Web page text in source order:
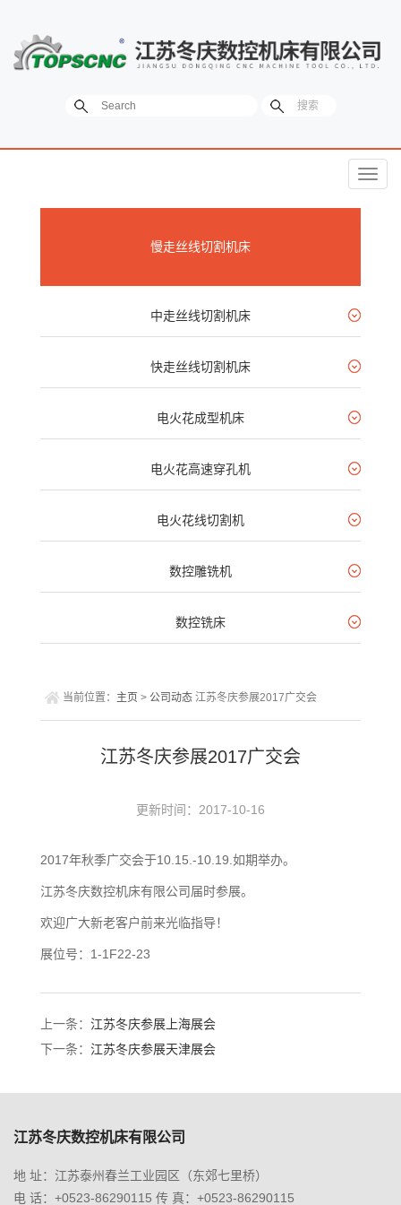
菜
慢走丝线切割机床
中走丝线切割机床
快走丝线切割机床
电火花成型机床
电火花高速穿孔机
电火花线切割机
数控雕铣机
数控铣床
当前位置： 主页 > 公司动态 江苏冬庆参展2017广交会
江苏冬庆参展2017广交会
更新时间：2017-10-16
2017年秋季广交会于10.15.-10.19.如期举办。
江苏冬庆数控机床有限公司届时参展。
欢迎广大新老客户前来光临指导！
展位号：1-1F22-23
上一条： 江苏冬庆参展上海展会
下一条： 江苏冬庆参展天津展会
江苏冬庆数控机床有限公司
地 址：江苏泰州春兰工业园区（东郊七里桥）
电 话：+0523-86290115 传 真：+0523-86290115